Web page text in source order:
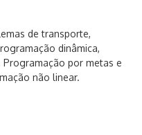
de transporte,
dinâmica,
por metas e
não linear.